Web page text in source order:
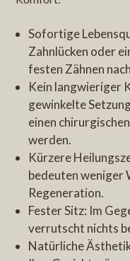
Sofortige
Zahnlücken oder
festen Zähnen
Kein langwieriger
gewinkelte
einen
werden.
Kürzere
bedeuten weniger
Regeneration.
Fester Sitz: Im
verrutscht nichts
Natürliche